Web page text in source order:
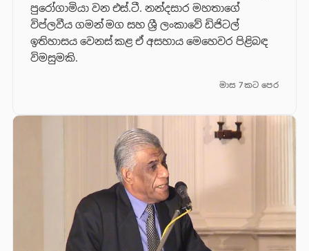
පුරෝගාමියා වන එස්.ටී. නන්දසාර මහතාගේ
විප්ලවීය ගමන් මග සහ ශ්‍රී ලංකාවේ ඩිජිටල්
ඉතිහාසය වෙනස් කළ ඒ අසහාය මෙහෙවර පිළිබඳ
විමසුමකි.
මාස 7කට පෙර